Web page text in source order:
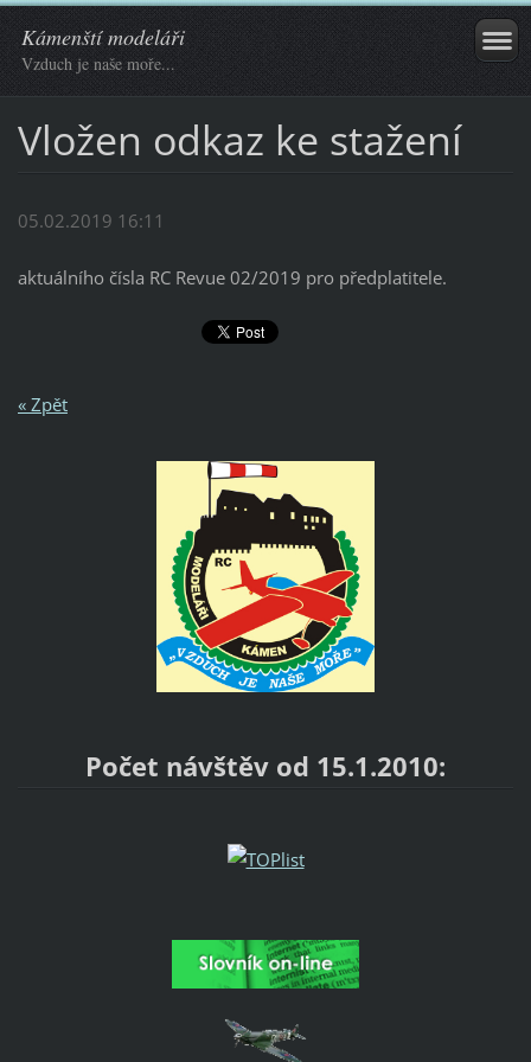
Kámenští modeláři
Vzduch je naše moře...
Vložen odkaz ke stažení
05.02.2019 16:11
aktuálního čísla RC Revue 02/2019 pro předplatitele.
« Zpět
Počet návštěv od 15.1.2010: